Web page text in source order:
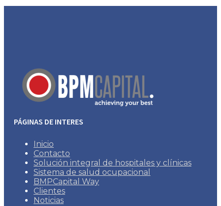
PÁGINAS DE INTERES
Inicio
Contacto
Solución integral de hospitales y clínicas
Sistema de salud ocupacional
BMPCapital Way
Clientes
Noticias